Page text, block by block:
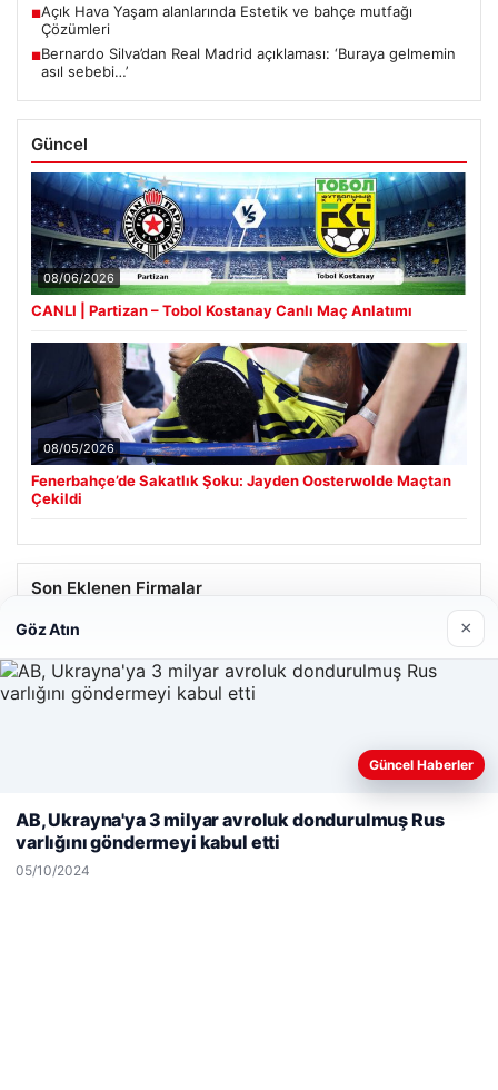
■Açık Hava Yaşam alanlarında Estetik ve bahçe mutfağı
Çözümleri
■Bernardo Silva’dan Real Madrid açıklaması: ‘Buraya gelmemin
asıl sebebi…’
Güncel
08/06/2026
CANLI | Partizan – Tobol Kostanay Canlı Maç Anlatımı
08/05/2026
Fenerbahçe’de Sakatlık Şoku: Jayden Oosterwolde Maçtan
Çekildi
Son Eklenen Firmalar
Web sitemizi nasıl kullandığınızı daha iyi anlayabilmek,
kullanıyoruz.Çerez Politikamız
Reddet Kabul Et
Göz Atın ×
Güncel Haberler
AB, Ukrayna'ya 3 milyar avroluk dondurulmuş Rus
varlığını göndermeyi kabul etti
05/10/2024